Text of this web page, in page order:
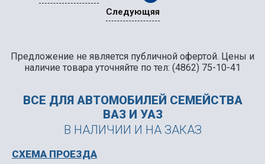
Следующяя
Предложение не является публичной офертой. Цены и
наличие товара уточняйте по тел: (4862) 75-10-41
ВСЕ ДЛЯ АВТОМОБИЛЕЙ СЕМЕЙСТВА
ВАЗ И УАЗ
В НАЛИЧИИ И НА ЗАКАЗ
СХЕМА ПРОЕЗДА